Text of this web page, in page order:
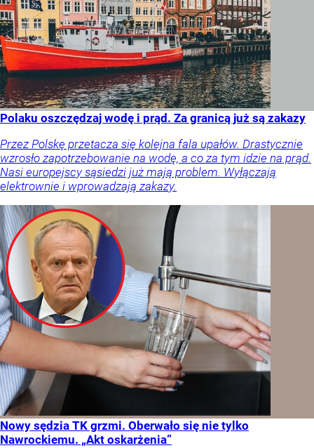
Polaku oszczędzaj wodę i prąd. Za granicą już są zakazy
Przez Polskę przetacza się kolejna fala upałów. Drastycznie
wzrosło zapotrzebowanie na wodę, a co za tym idzie na prąd.
Nasi europejscy sąsiedzi już mają problem. Wyłączają
elektrownie i wprowadzają zakazy.
Nowy sędzia TK grzmi. Oberwało się nie tylko
Nawrockiemu. „Akt oskarżenia”